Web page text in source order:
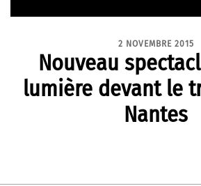
2 NOVEMBRE 2015
Nouveau
lumière devant le
Nantes